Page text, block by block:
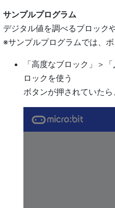
サンプルプログラム
デジタル値を調べるブロック
※サンプルプログラムでは、
「高度なブロック」＞
ロックを使う
ボタンが押されていた